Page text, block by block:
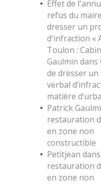
Effet de
refus du
dresser un
d'infraction «
Toulon :
Gaulmin dans
de dresser un
verbal
matière
Patrick
restauration
en zone non
constructible
Petitjean dans
restauration
en zone non